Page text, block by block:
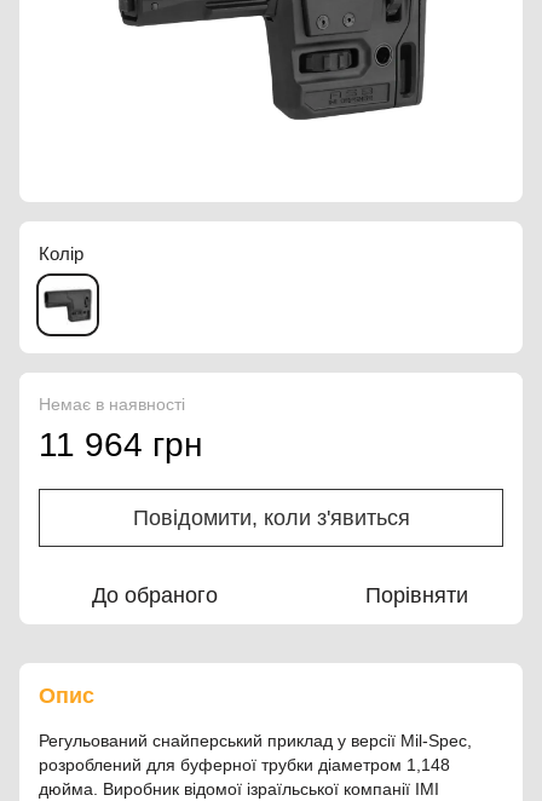
Колір
Немає в наявності
11 964 грн
Повідомити, коли з'явиться
До обраного Порівняти
Опис
Регульований снайперський приклад у версії Mil-Spec,
розроблений для буферної трубки діаметром 1,148
дюйма. Виробник відомої ізраїльської компанії IMI